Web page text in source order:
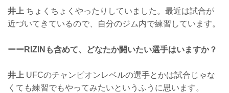
井上 ちょくちょくやったりしていました。最近は試合が
近づいてきているので、自分のジム内で練習しています。
ーーRIZINも含めて、どなたか闘いたい選手はいますか？
井上 UFCのチャンピオンレベルの選手とかは試合じゃな
くても練習でもやってみたいというふうに思います。